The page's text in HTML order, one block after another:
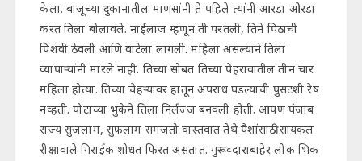
केला. बाजूच्या दुकानातील माणसांनी ते पहिले त्यांनी आरडा ओरडा
करत तिला बोलावले. नाईलाज म्हणून ती परतली, तिने पिठाची
पिशवी ठेवली आणि वाटेला लागली. महिला असल्याने तिला
व्यापाऱ्यांनी मारले नाही. तिच्या सोबत तिच्या पेहरावातील तीन चार
महिला होत्या. तिच्या चेहऱ्यावर हातून अपराध घडल्याची पुसटशी रेष
नव्हती. पोटाच्या भुकेने तिला निर्लज्ज बनवली होती. आपण पंजाब
राज्य सुजलाम, सुफलाम समजतो वास्तवात तेथे पैशांसाठी सायकल
रीक्षावाले गिराईक शोधत फिरत असतात. गुरूव्दाराबाहेर लोक भिक